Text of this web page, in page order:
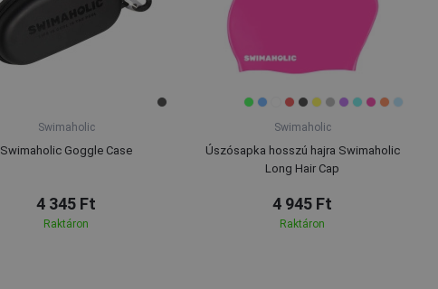
Swimaholic
Swimaholic Goggle Case
4 345 Ft
Raktáron
Swimaholic
Úszósapka hosszú hajra Swimaholic
Long Hair Cap
4 945 Ft
Raktáron